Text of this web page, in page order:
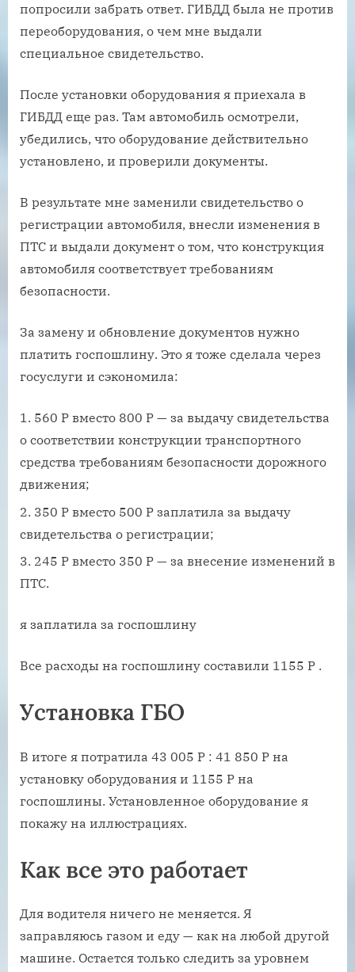
попросили забрать ответ. ГИБДД была не против
переоборудования, о чем мне выдали
специальное свидетельство.
После установки оборудования я приехала в
ГИБДД еще раз. Там автомобиль осмотрели,
убедились, что оборудование действительно
установлено, и проверили документы.
В результате мне заменили свидетельство о
регистрации автомобиля, внесли изменения в
ПТС и выдали документ о том, что конструкция
автомобиля соответствует требованиям
безопасности.
За замену и обновление документов нужно
платить госпошлину. Это я тоже сделала через
госуслуги и сэкономила:
560 Р вместо 800 Р — за выдачу свидетельства
о соответствии конструкции транспортного
средства требованиям безопасности дорожного
движения;
350 Р вместо 500 Р заплатила за выдачу
свидетельства о регистрации;
245 Р вместо 350 Р — за внесение изменений в
ПТС.
я заплатила за госпошлину
Все расходы на госпошлину составили 1155 Р .
Установка ГБО
В итоге я потратила 43 005 Р : 41 850 Р на
установку оборудования и 1155 Р на
госпошлины. Установленное оборудование я
покажу на иллюстрациях.
Как все это работает
Для водителя ничего не меняется. Я
заправляюсь газом и еду — как на любой другой
машине. Остается только следить за уровнем